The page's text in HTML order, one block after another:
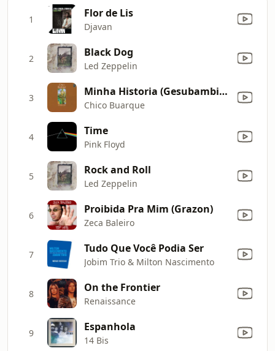
1 Flor de Lis
Djavan
2 Black Dog
Led Zeppelin
3 Minha Historia (Gesubambino)
Chico Buarque
4 Time
Pink Floyd
5 Rock and Roll
Led Zeppelin
6 Proibida Pra Mim (Grazon)
Zeca Baleiro
7 Tudo Que Você Podia Ser
Jobim Trio & Milton Nascimento
8 On the Frontier
Renaissance
9 Espanhola
14 Bis